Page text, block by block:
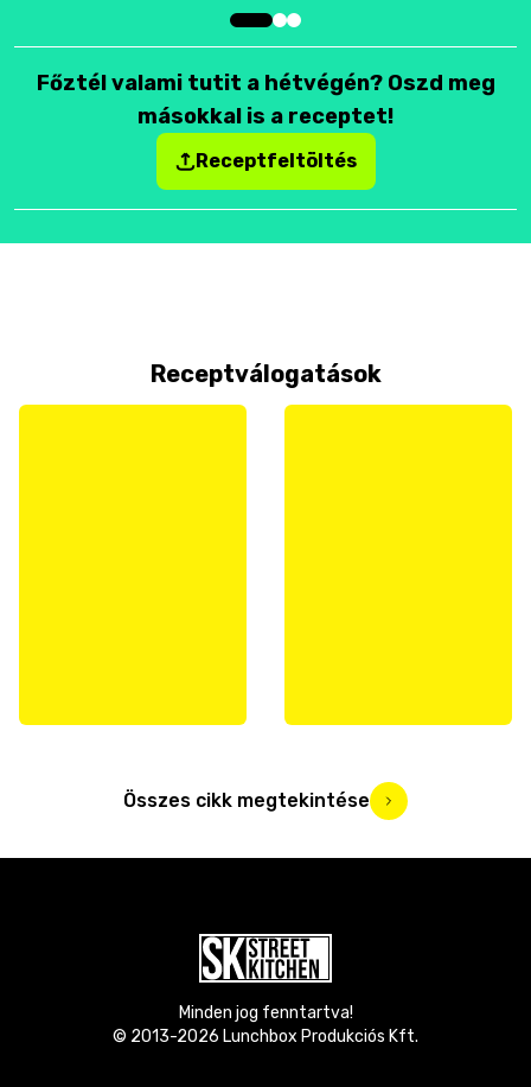
Főztél valami tutit a hétvégén? Oszd meg
másokkal is a receptet!
Receptfeltöltés
Receptválogatások
Összes cikk megtekintése
Minden jog fenntartva!
© 2013-2026 Lunchbox Produkciós Kft.